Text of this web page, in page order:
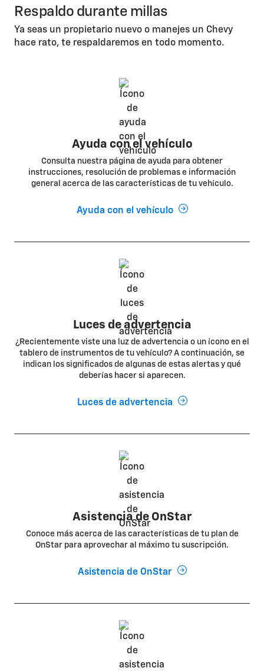
Respaldo durante millas
Ya seas un propietario nuevo o manejes un Chevy
hace rato, te respaldaremos en todo momento.
Ayuda con el vehículo
Consulta nuestra página de ayuda para obtener
instrucciones, resolución de problemas e información
general acerca de las características de tu vehículo.
Ayuda con el vehículo
Luces de advertencia
¿Recientemente viste una luz de advertencia o un ícono en el
tablero de instrumentos de tu vehículo? A continuación, se
indican los significados de algunas de estas alertas y qué
deberías hacer si aparecen.
Luces de advertencia
Asistencia de OnStar
Conoce más acerca de las características de tu plan de
OnStar para aprovechar al máximo tu suscripción.
Asistencia de OnStar